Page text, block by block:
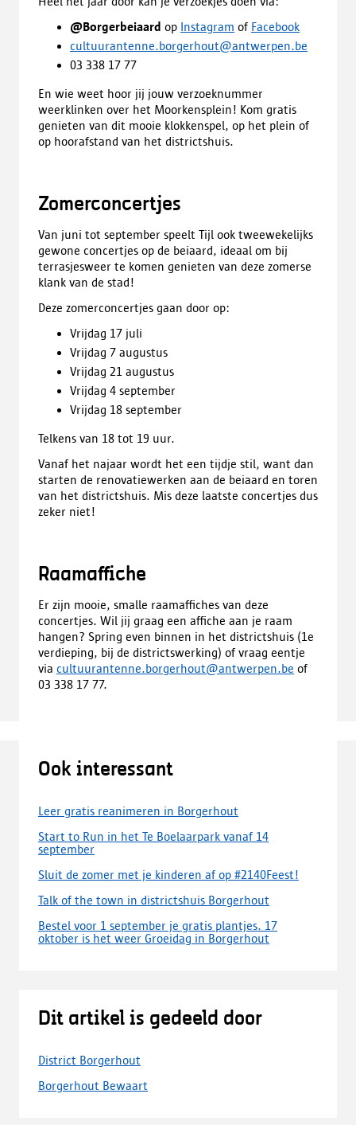
@Borgerbeiaard op Instagram of Facebook
cultuurantenne.borgerhout@antwerpen.be
03 338 17 77
En wie weet hoor jij jouw verzoeknummer
weerklinken over het Moorkensplein! Kom gratis
genieten van dit mooie klokkenspel, op het plein of
op hoorafstand van het districtshuis.
Zomerconcertjes
Van juni tot september speelt Tijl ook tweewekelijks
gewone concertjes op de beiaard, ideaal om bij
terrasjesweer te komen genieten van deze zomerse
klank van de stad!
Deze zomerconcertjes gaan door op:
Vrijdag 17 juli
Vrijdag 7 augustus
Vrijdag 21 augustus
Vrijdag 4 september
Vrijdag 18 september
Telkens van 18 tot 19 uur.
Vanaf het najaar wordt het een tijdje stil, want dan
starten de renovatiewerken aan de beiaard en toren
van het districtshuis. Mis deze laatste concertjes dus
zeker niet!
Raamaffiche
Er zijn mooie, smalle raamaffiches van deze
concertjes. Wil jij graag een affiche aan je raam
hangen? Spring even binnen in het districtshuis (1e
verdieping, bij de districtswerking) of vraag eentje
via cultuurantenne.borgerhout@antwerpen.be of
03 338 17 77.
Ook interessant
Leer gratis reanimeren in Borgerhout
Start to Run in het Te Boelaarpark vanaf 14
september
Sluit de zomer met je kinderen af op #2140Feest!
Talk of the town in districtshuis Borgerhout
Bestel voor 1 september je gratis plantjes. 17
oktober is het weer Groeidag in Borgerhout
Dit artikel is gedeeld door
District Borgerhout
Borgerhout Bewaart